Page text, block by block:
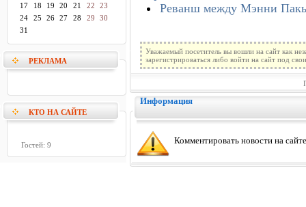
17
18 19 20 21 22
23
24
25 26 27 28 29
30
31
РЕКЛАМА
КТО НА САЙТЕ
Гостей: 9
Реванш между Мэнни
Уважаемый посетитель вы вошли на сайт как
зарегистрироваться либо войти на сайт под
Информация
Комментировать новости на